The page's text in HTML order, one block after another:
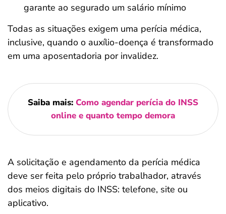
garante ao segurado um salário mínimo
Todas as situações exigem uma perícia médica,
inclusive, quando o auxílio-doença é transformado
em uma aposentadoria por invalidez.
Saiba mais: Como agendar perícia do INSS
online e quanto tempo demora
A solicitação e agendamento da perícia médica
deve ser feita pelo próprio trabalhador, através
dos meios digitais do INSS: telefone, site ou
aplicativo.